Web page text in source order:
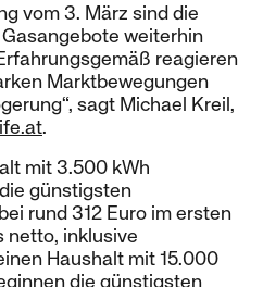
vom 3. März sind die
weiterhin
reagieren
Marktbewegungen
sagt Michael Kreil,
.
mit 3.500 kWh
günstigsten
rund 312 Euro im ersten
netto, inklusive
Haushalt mit 15.000
die günstigsten